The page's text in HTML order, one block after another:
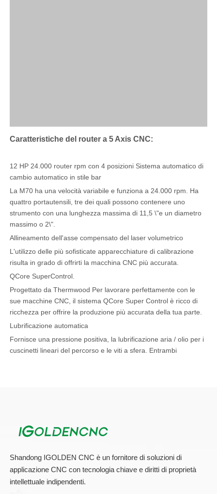
Caratteristiche del router a 5 Axis CNC:
12 HP 24.000 router rpm con 4 posizioni Sistema automatico di
cambio automatico in stile bar
La M70 ha una velocità variabile e funziona a 24.000 rpm. Ha
quattro portautensili, tre dei quali possono contenere uno
strumento con una lunghezza massima di 11,5 \"e un diametro
massimo o 2\".
Allineamento dell'asse compensato del laser volumetrico
L'utilizzo delle più sofisticate apparecchiature di calibrazione
risulta in grado di offrirti la macchina CNC più accurata.
QCore SuperControl.
Progettato da Thermwood Per lavorare perfettamente con le
sue macchine CNC, il sistema QCore Super Control è ricco di
ricchezza per offrire la produzione più accurata della tua parte.
Lubrificazione automatica
Fornisce una pressione positiva, la lubrificazione aria / olio per i
cuscinetti lineari del percorso e le viti a sfera. Entrambi
di 11,5 \"e un diametro di 2\".
Il 5 Asse CNC Router Vantaggio
Ridurre l'alto costo e rischi dalla preparazione di più set-up con
Shandong IGOLDEN CNC è un fornitore di soluzioni di
applicazione CNC con tecnologia chiave e diritti di proprietà
intellettuale indipendenti.